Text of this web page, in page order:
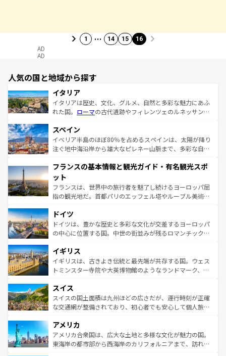
1 … 14 15 16
AD
AD
人気の国と地域から探す
イタリア
イタリアは歴史、文化、グルメ、自然と多彩な魅力にあふ
れた国。 ローマの古代遺跡やフィレンツェのルネッサンス
ろん、トスカーナの美しい田園風景やアマルフィ海岸の絶
景など、自然景観も見逃せない。観光の合間には、本場の
ピザやパスタなど、絶品のイタリア料理を堪能することも
ませてくれるイタリアで、忘れられない旅をしてみよう！
なお、新着のイタリア情報は
しい。
スペイン
イベリア半島のほぼ80％を占めるスペインは、太陽が降り
注ぐ地中海沿岸から雄大なピレネー山脈まで、多彩な自然
文化が根付くこの国では、情熱的なフラメンコ、熱気あふ
れる闘牛、そして美味しいタパスが生活の一部となってい
る。首都マドリードの洗練された雰囲気や、バルセロナの
アートに溢れた街角から、地方では古代ローマ遺跡や中世
せる。地方によって風土や気候が異なるスペインはその個
性で訪れる人を魅了する。 なお、新着のスペイン情報は コ
ンテンツ一覧を参照してほしい。
フランスの基本情報と観光ガイド・有名観光スポ
ット
フランスは、世界中の旅行者を魅了し続けるヨーロッパ屈
指の観光地だ。首都パリのエッフェル塔やルーブル美術館
で、幅広い魅力が詰まっている。華麗な宮殿、歴史的な大
聖堂、美しいビーチ、そして豊かな自然が、訪れる者を心
から魅了する。また、フランスは美食の国としても知ら
いる。シャンパンの発祥地であるランス、プロヴァンスの
香り高いラベンダー畑など、多彩な楽しみ方が可能だ。さ
らに、パリ以外の地域にも魅力が溢れており、どの街角に
れる地方に足を運ぶとそれぞれで全く異なる文化を体験で
きるだろう。 なお、新着のフランス情報はコンテンツ一覧
を参照してほしい。
ドイツ
ドイツは、豊かな歴史と多彩な文化が交差するヨーロッパ
の中心に位置する国。中世の街並みが残るロマンチック街
顔を持つこの国は、どこを歩いても飽きることがない。ベ
ルリンの文化的活気、バイエルン州のアルプスの絶景、そ
してライン川沿いのワイン畑といった風景は必見。ビール
は、お酒好きな人にはぜひ体験してほしい。 なお、新着の
ドイツ情報はコンテンツ一覧を参照してほしい。
イギリス
イギリスは、古きよき伝統と最先端が共存する国。ウェス
トミンスター寺院や大英博物館のようなランドマーク、歴
リアごとに異なる魅力がある。また、優雅なアフタヌーン
ティー、ビール好きにはたまらない英国パブ、サッカー観
戦など、本場だからこそできる体験も豊富。イギリスを旅
ンツ一覧を参照してほしい。
スイス
スイスの国土面積は九州ほどの広さだが、運行時刻が正確
な交通網が整備されており、初心者でも安心して個人旅行
の建物がそのまま残る町や、スイスならではのユニークな
博物館もあり、アルプス観光だけでなく町歩きも満喫する
ことができる。国民の所得が高いため物価も高いが、旅行
アメリカ
アメリカ合衆国は、広大な土地と多様な文化が魅力の国。
東海岸の都市部から西海岸のカリフォルニアまで、訪れる